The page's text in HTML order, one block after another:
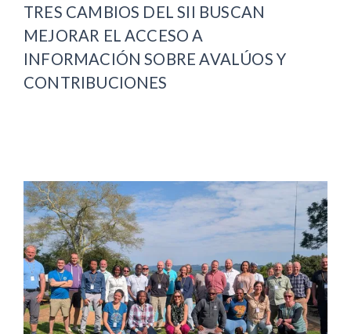
TRES CAMBIOS DEL SII BUSCAN
MEJORAR EL ACCESO A
INFORMACIÓN SOBRE AVALÚOS Y
CONTRIBUCIONES